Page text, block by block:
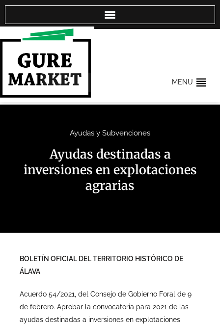
MENU
Ayudas y Subvenciones
Ayudas destinadas a
inversiones en explotaciones
agrarias
BOLETÍN OFICIAL DEL TERRITORIO HISTÓRICO DE
ÁLAVA
Acuerdo 54/2021, del Consejo de Gobierno Foral de 9
de febrero. Aprobar la convocatoria para 2021 de las
ayudas destinadas a inversiones en explotaciones